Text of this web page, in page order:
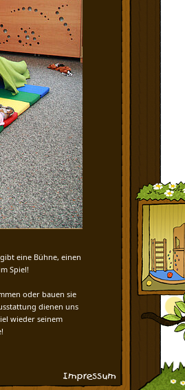
eine Bühne, einen
Spiel!
oder bauen sie
dienen uns
wieder seinem